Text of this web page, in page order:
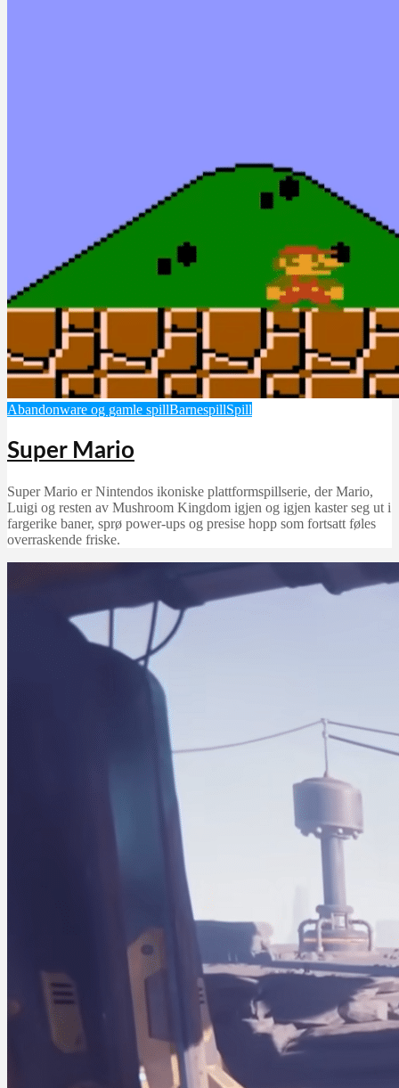
Abandonware og gamle spillBarnespillSpill
Super Mario
Super Mario er Nintendos ikoniske plattformspillserie, der Mario,
Luigi og resten av Mushroom Kingdom igjen og igjen kaster seg ut i
fargerike baner, sprø power-ups og presise hopp som fortsatt føles
overraskende friske.